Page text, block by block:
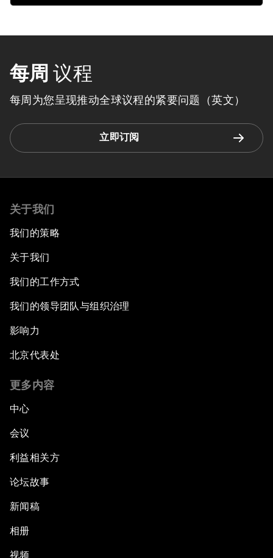
每周 议程
每周为您呈现推动全球议程的紧要问题（英文）
立即订阅
关于我们
我们的策略
关于我们
我们的工作方式
我们的领导团队与组织治理
影响力
北京代表处
更多内容
中心
会议
利益相关方
论坛故事
新闻稿
相册
视频